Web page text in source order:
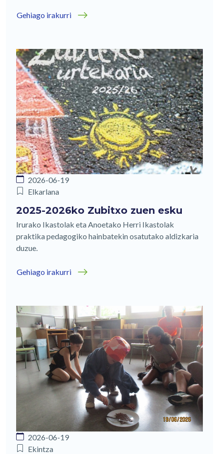
Gehiago irakurri
2026-06-19
Elkarlana
2025-2026ko Zubitxo zuen esku
Irurako Ikastolak eta Anoetako Herri Ikastolak
praktika pedagogiko hainbatekin osatutako aldizkaria
duzue.
Gehiago irakurri
2026-06-19
Ekintza